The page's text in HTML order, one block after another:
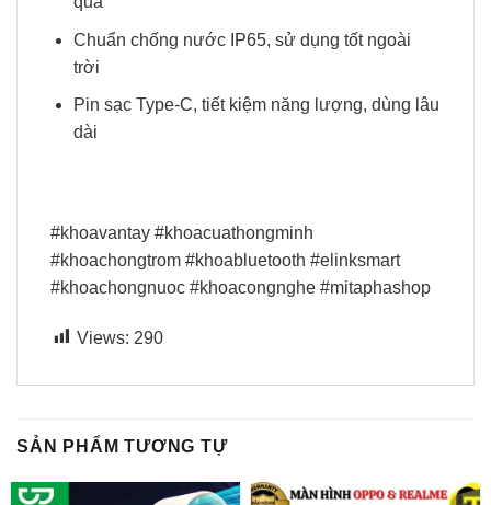
Chuẩn chống nước IP65, sử dụng tốt ngoài
trời
Pin sạc Type-C, tiết kiệm năng lượng, dùng lâu
dài
#khoavantay #khoacuathongminh
#khoachongtrom #khoabluetooth #elinksmart
#khoachongnuoc #khoacongnghe #mitaphashop
Views: 290
SẢN PHẨM TƯƠNG TỰ